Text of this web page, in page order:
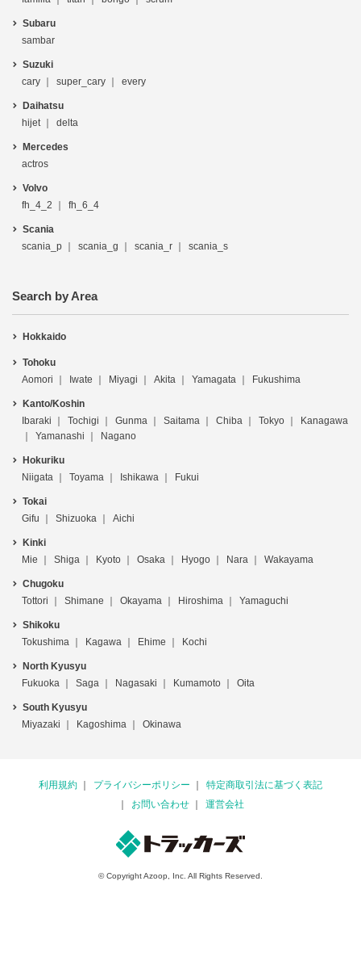
Subaru
sambar
Suzuki
cary
super_cary every
Daihatsu
hijet
delta
Mercedes
actros
Volvo
fh_4_2
fh_6_4
Scania
scania_p
scania_g scania_r scania_s
Search by Area
Hokkaido
Tohoku
Aomori
Iwate Miyagi Akita Yamagata Fukushima
Kanto/Koshin
Ibaraki
Tochigi Gunma Saitama Chiba Tokyo
Kanagawa
Yamanashi
Nagano
Hokuriku
Niigata
Toyama Ishikawa Fukui
Tokai
Gifu
Shizuoka Aichi
Kinki
Mie
Shiga Kyoto Osaka Hyogo Nara Wakayama
Chugoku
Tottori
Shimane Okayama Hiroshima Yamaguchi
Shikoku
Tokushima
Kagawa Ehime Kochi
North Kyusyu
Fukuoka
Saga Nagasaki Kumamoto Oita
South Kyusyu
Miyazaki
Kagoshima Okinawa
利用規約 プライバシーポリシー
特定商取引法に基づく表記
お問い合わせ
運営会社
© Copyright Azoop, Inc. All Rights Reserved.